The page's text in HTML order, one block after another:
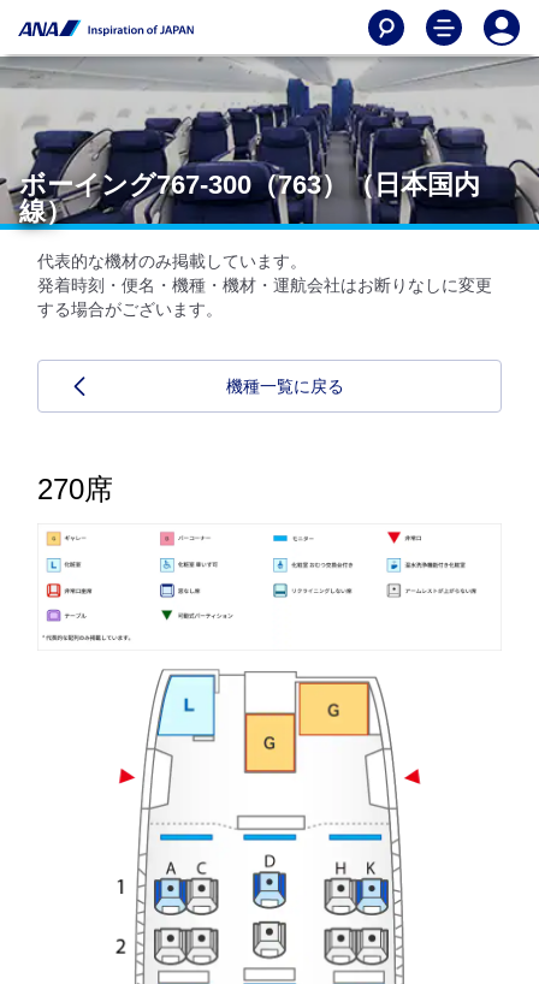
ボーイング767-300（763）（日本国内
線）
代表的な機材のみ掲載しています。
発着時刻・便名・機種・機材・運航会社はお断りなしに変更
する場合がございます。
機種一覧に戻る
270席